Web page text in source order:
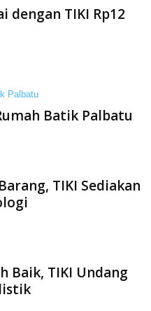
dengan TIKI Rp12
Batik Palbatu
TIKI Sediakan
Baik, TIKI Undang